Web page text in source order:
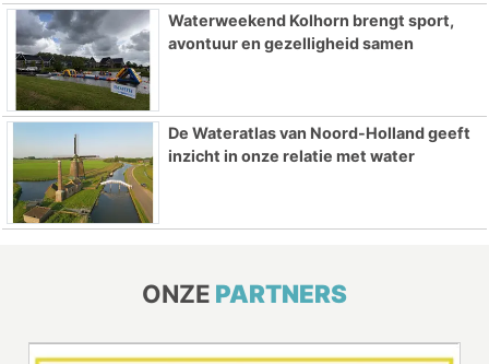
Waterweekend Kolhorn brengt sport,
avontuur en gezelligheid samen
De Wateratlas van Noord-Holland geeft
inzicht in onze relatie met water
ONZE PARTNERS